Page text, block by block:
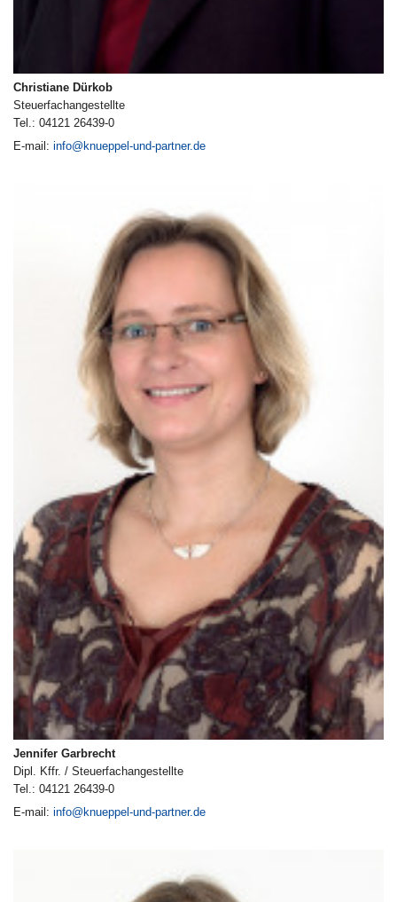
Christiane Dürkob
Steuerfachangestellte
Tel.: 04121 26439-0
E-mail: info@knueppel-und-partner.de
Jennifer Garbrecht
Dipl. Kffr. / Steuerfachangestellte
Tel.: 04121 26439-0
E-mail: info@knueppel-und-partner.de